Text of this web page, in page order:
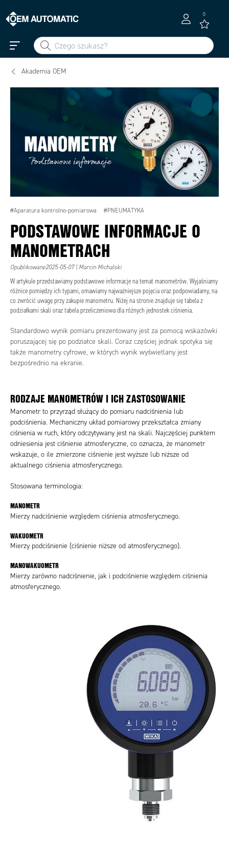
0
Akademia OEM
#Aparatura kontrolno-pomiarowa #PNEUMATYKA
PODSTAWOWE INFORMACJE O
MANOMETRACH
Opublikowane2025-05-07 | Marcin Michalski
W artykule przedstawiamy podstawowe informacje na temat manometrów. Wyjaśniamy
różnice pomiędzy ich typami, omawiamy najważniejsze pojęcia oraz podpowiadamy, na
co zwrócić uwagę przy zakupie manometru. Niżej na stronie znajduje się tabela z
podziałkami skali oraz tabela przeliczeniowa dla różnych jednostek ciśnienia.
Standardowo wynik pomiaru prezentowany jest za pomocą wskazówki
poruszającej się po podziałce skali. Coraz częściej jednak spotyka się
także manometry cyfrowe, w których wynik wyświetlany jest
bezpośrednio na ekranie.
RODZAJE MANOMETRÓW I ICH ZASTOSOWANIE
Manometr to przyrząd służący do pomiaru nadciśnienia lub
podciśnienia. Mechaniczny układ pomiarowy przekształca zmiany
ciśnienia w ruch, który odczytywany jest na skali. Najczęściej punktem
odniesienia jest ciśnienie atmosferyczne, co oznacza, że manometr
wskazuje, o ile zmierzone ciśnienie jest wyższe lub niższe od
aktualnego ciśnienia atmosferycznego.
Stosowana terminologia:
MANOMETR
Mierzy nadciśnienie względem ciśnienia atmosferycznego.
WAKUOMETR
Mierzy podciśnienie (ciśnienie niższe od atmosferycznego).
MANOWAKUOMETR
Mierzy zarówno nadciśnienie, jak i podciśnienie względem ciśnienia
atmosferycznego.